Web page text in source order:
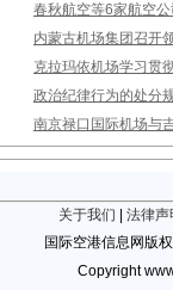
春秋航空等6家航空
内蒙古机场集团召开
克拉玛依机场学习贯
政治纪律行为的处分
南京禄口国际机场与
关于我们
法律声
国际空港信息网版
Copyright